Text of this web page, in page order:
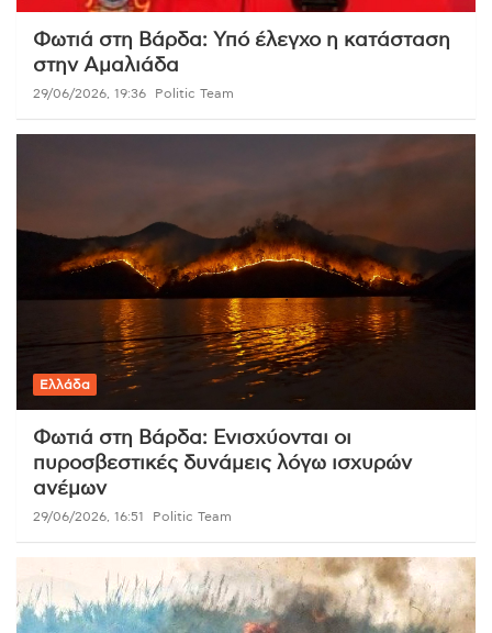
Φωτιά στη Βάρδα: Υπό έλεγχο η κατάσταση
στην Αμαλιάδα
29/06/2026, 19:36 Politic Team
Ελλάδα
Φωτιά στη Βάρδα: Ενισχύονται οι
πυροσβεστικές δυνάμεις λόγω ισχυρών
ανέμων
29/06/2026, 16:51 Politic Team